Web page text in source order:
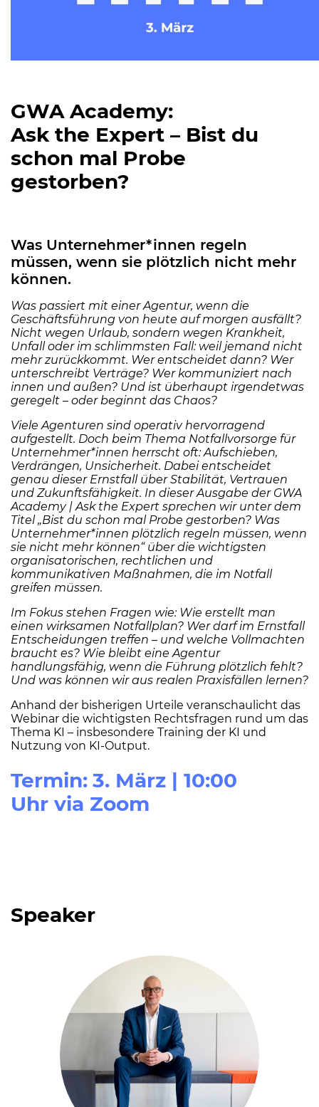
GWA Academy:
Ask the Expert – Bist du
schon mal Probe
gestorben?
Was Unternehmer*innen regeln
müssen, wenn sie plötzlich nicht mehr
können.
Was passiert mit einer Agentur, wenn die
Geschäftsführung von heute auf morgen ausfällt?
Nicht wegen Urlaub, sondern wegen Krankheit,
Unfall oder im schlimmsten Fall: weil jemand nicht
mehr zurückkommt. Wer entscheidet dann? Wer
unterschreibt Verträge? Wer kommuniziert nach
innen und außen? Und ist überhaupt irgendetwas
geregelt – oder beginnt das Chaos?
Viele Agenturen sind operativ hervorragend
aufgestellt. Doch beim Thema Notfallvorsorge für
Unternehmer*innen herrscht oft: Aufschieben,
Verdrängen, Unsicherheit. Dabei entscheidet
genau dieser Ernstfall über Stabilität, Vertrauen
und Zukunftsfähigkeit. In dieser Ausgabe der GWA
Academy | Ask the Expert sprechen wir unter dem
Titel „Bist du schon mal Probe gestorben? Was
Unternehmer*innen plötzlich regeln müssen, wenn
sie nicht mehr können“ über die wichtigsten
organisatorischen, rechtlichen und
kommunikativen Maßnahmen, die im Notfall
greifen müssen.
Im Fokus stehen Fragen wie: Wie erstellt man
einen wirksamen Notfallplan? Wer darf im Ernstfall
Entscheidungen treffen – und welche Vollmachten
braucht es? Wie bleibt eine Agentur
handlungsfähig, wenn die Führung plötzlich fehlt?
Und was können wir aus realen Praxisfällen lernen?
Anhand der bisherigen Urteile veranschaulicht das
Webinar die wichtigsten Rechtsfragen rund um das
Thema KI – insbesondere Training der KI und
Nutzung von KI-Output.
Termin: 3. März | 10:00
Uhr via Zoom
Speaker